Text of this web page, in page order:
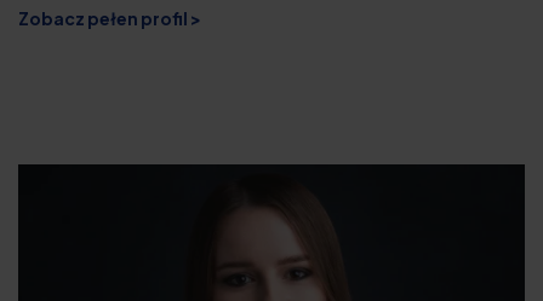
Zobacz pełen profil >